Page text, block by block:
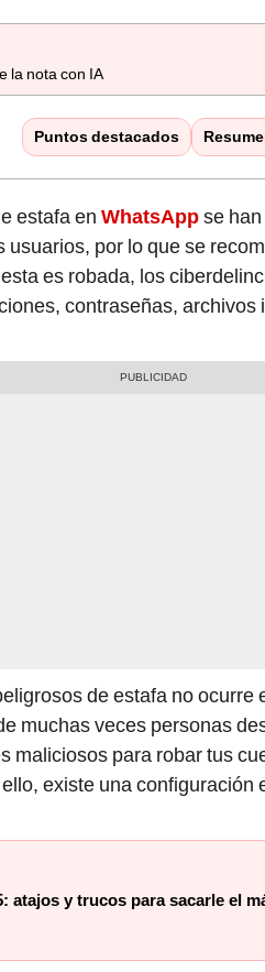
la nota con IA
Puntos destacados
estafa en WhatsAppse
usuarios, por lo que se
es robada, los
contraseñas, archivos
de estafa no ocurre
muchas veces personas
maliciosos para robar tus
existe una configuración
atajos y trucos para sacarle el